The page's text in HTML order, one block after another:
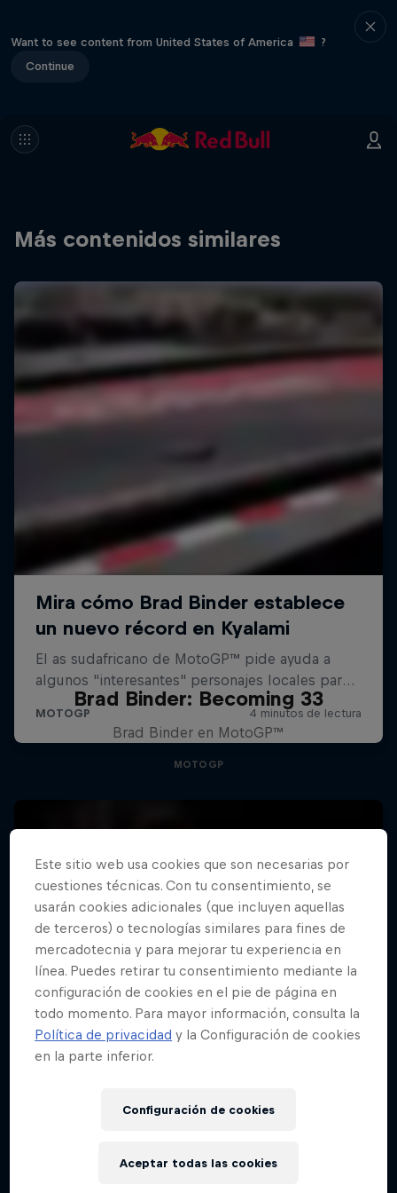
Want to see content from United States of America
?
Continue
Más contenidos similares
Brad Binder: Becoming 33
Brad Binder en MotoGP™
MOTOGP
Marc Márquez – All In
Este sitio web usa cookies que son necesarias por
cuestiones técnicas. Con tu consentimiento, se
usarán cookies adicionales (que incluyen aquellas
de terceros) o tecnologías similares para fines de
mercadotecnia y para mejorar tu experiencia en
línea. Puedes retirar tu consentimiento mediante la
configuración de cookies en el pie de página en
todo momento. Para mayor información, consulta la
Política de privacidad y la Configuración de cookies
en la parte inferior.
Configuración de cookies
Aceptar todas las cookies